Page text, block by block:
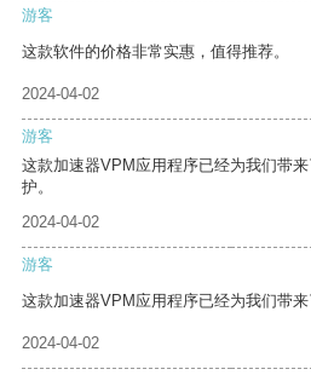
游客
这款软件的价格非常实惠，值得推荐。
2024-04-02
游客
这款加速器VPM应用程序已经为我们带
护。
2024-04-02
游客
这款加速器VPM应用程序已经为我们带来
2024-04-02